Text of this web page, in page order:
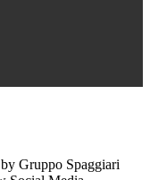
Gruppo Spaggiari